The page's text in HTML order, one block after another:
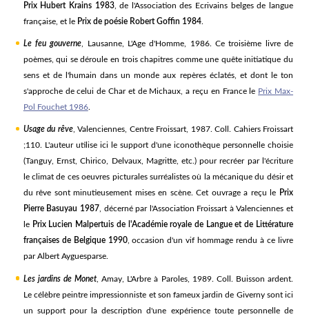
Prix Hubert Krains 1983, de l'Association des Ecrivains belges de langue
française, et le Prix de poésie Robert Goffin 1984.
Le feu gouverne , Lausanne, L'Age d'Homme, 1986. Ce troisième livre de
poèmes, qui se déroule en trois chapitres comme une quête initiatique du
sens et de l'humain dans un monde aux repères éclatés, et dont le ton
s'approche de celui de Char et de Michaux, a reçu en France le Prix Max-
Pol Fouchet 1986.
Usage du rêve, Valenciennes, Centre Froissart, 1987. Coll. Cahiers Froissart
;110. L'auteur utilise ici le support d'une iconothèque personnelle choisie
(Tanguy, Ernst, Chirico, Delvaux, Magritte, etc.) pour recréer par l'écriture
le climat de ces oeuvres picturales surréalistes où la mécanique du désir et
du rêve sont minutieusement mises en scène. Cet ouvrage a reçu le Prix
Pierre Basuyau 1987 , décerné par l'Association Froissart à Valenciennes et
le Prix Lucien Malpertuis de l'Académie royale de Langue et de Littérature
françaises de Belgique 1990, occasion d'un vif hommage rendu à ce livre
par Albert Ayguesparse.
Les jardins de Monet, Amay, L'Arbre à Paroles, 1989. Coll. Buisson ardent.
Le célèbre peintre impressionniste et son fameux jardin de Giverny sont ici
un support pour la description d'une expérience toute personnelle de